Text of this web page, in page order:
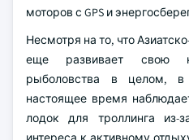
моторов с GPS и
Несмотря на то, что
еще развивает свою
рыболовства в целом,
настоящее время
лодок для троллинга из-